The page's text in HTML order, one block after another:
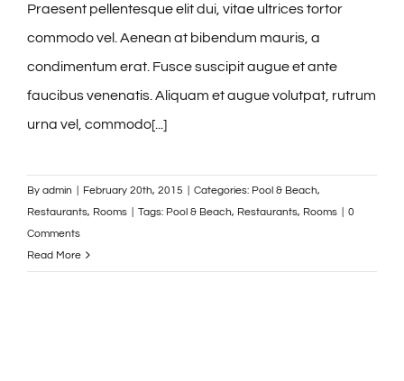
Praesent pellentesque elit dui, vitae ultrices tortor
commodo vel. Aenean at bibendum mauris, a
condimentum erat. Fusce suscipit augue et ante
faucibus venenatis. Aliquam et augue volutpat, rutrum
urna vel, commodo[...]
By admin February 20th, 2015 Categories: Pool & Beach,
Restaurants, Rooms Tags: Pool & Beach, Restaurants, Rooms
0
Comments
Read More